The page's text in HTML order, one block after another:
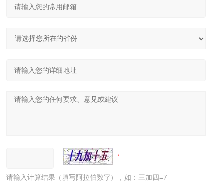
请输入计算结果（填写阿拉伯数字），如：三加四=7